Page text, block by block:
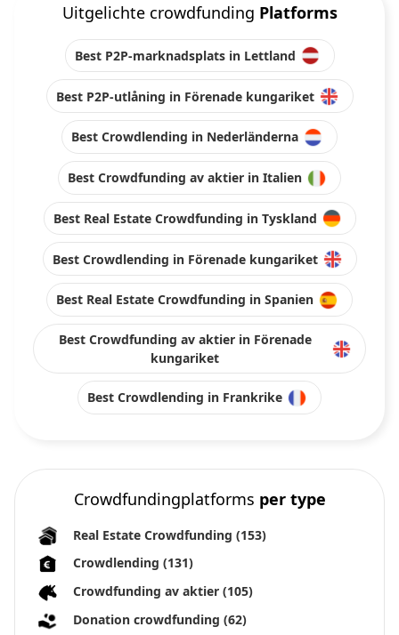
Uitgelichte crowdfunding Platforms
Best P2P-marknadsplats in Lettland
Best P2P-utlåning in Förenade kungariket
Best Crowdlending in Nederländerna
Best Crowdfunding av aktier in Italien
Best Real Estate Crowdfunding in Tyskland
Best Crowdlending in Förenade kungariket
Best Real Estate Crowdfunding in Spanien
Best Crowdfunding av aktier in Förenade
kungariket
Best Crowdlending in Frankrike
Crowdfundingplatforms per type
Real Estate Crowdfunding (153)
Crowdlending (131)
Crowdfunding av aktier (105)
Donation crowdfunding (62)